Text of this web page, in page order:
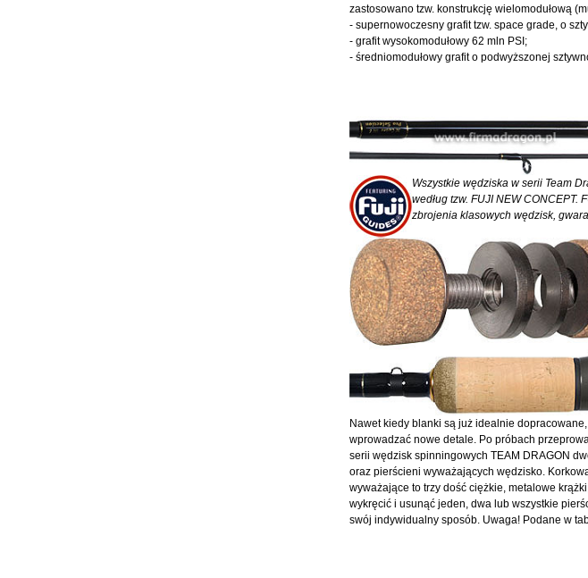
zastosowano tzw. konstrukcję wielomodułową
- supernowoczesny grafit tzw. space grade, o
- grafit wysokomodułowy 62 mln PSI;
- średniomodułowy grafit o podwyższonej
Wszystkie wędziska w serii Team
według tzw. FUJI NEW
zbrojenia klasowych wędzisk,
Nawet kiedy blanki są już idealnie
wprowadzać nowe detale. Po próbach
serii wędzisk spinningowych TEAM DRAGON
oraz pierścieni wyważających wędzisko.
wyważające to trzy dość ciężkie, metalowe
wykręcić i usunąć jeden, dwa lub wszystkie
swój indywidualny sposób. Uwaga! Podane w